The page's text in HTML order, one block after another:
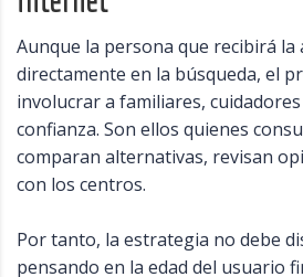
Aunque la persona que recibirá
directamente en la búsqueda, el
involucrar a familiares,
confianza. Son ellos quienes
comparan alternativas, revisan
con los centros.
Por tanto, la estrategia no debe
pensando en la edad del usuario